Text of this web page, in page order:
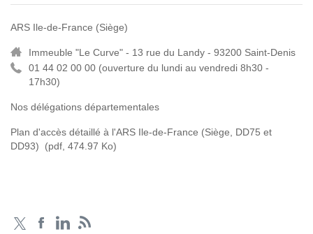
ARS Ile-de-France (Siège)
Immeuble "Le Curve" - 13 rue du Landy - 93200 Saint-Denis
01 44 02 00 00 (ouverture du lundi au vendredi 8h30 -
17h30)
Nos délégations départementales
Plan d'accès détaillé à l'ARS Ile-de-France (Siège, DD75 et
DD93)
(pdf, 474.97 Ko)